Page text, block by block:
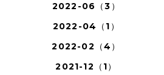
2022-06（3）
2022-04（1）
2022-02（4）
2021-12（1）